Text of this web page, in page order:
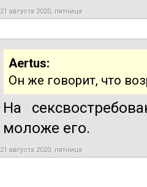
21 августа 2020, пятница
Aertus:
Он же говорит, что
На
моложе его.
21 августа 2020, пятница